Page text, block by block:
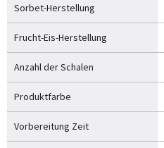
Sorbet-Herstellung
Frucht-Eis-Herstellung
Anzahl der Schalen
Produktfarbe
Vorbereitung Zeit